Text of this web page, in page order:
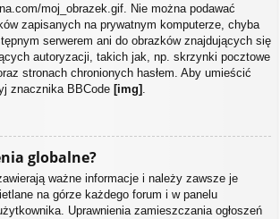
moj_obrazek.gif. Nie można podawać
zapisanych na prywatnym komputerze, chyba
serwerem ani do obrazków znajdujących się
autoryzacji, takich jak, np. skrzynki pocztowe
stronach chronionych hasłem. Aby umieścić
znacznika BBCode [img]
globalne?
ważne informacje i należy zawsze je
na górze każdego forum i w panelu
Uprawnienia zamieszczania ogłoszeń